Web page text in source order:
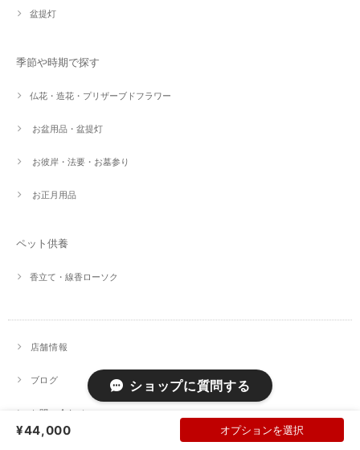
盆提灯
季節や時期で探す
仏花・造花・プリザーブドフラワー
お盆用品・盆提灯
お彼岸・法要・お墓参り
お正月用品
ペット供養
香立て・線香ローソク
店舗情報
ブログ
お問い合わせ
¥44,000 オプションを選択
ショップに質問する